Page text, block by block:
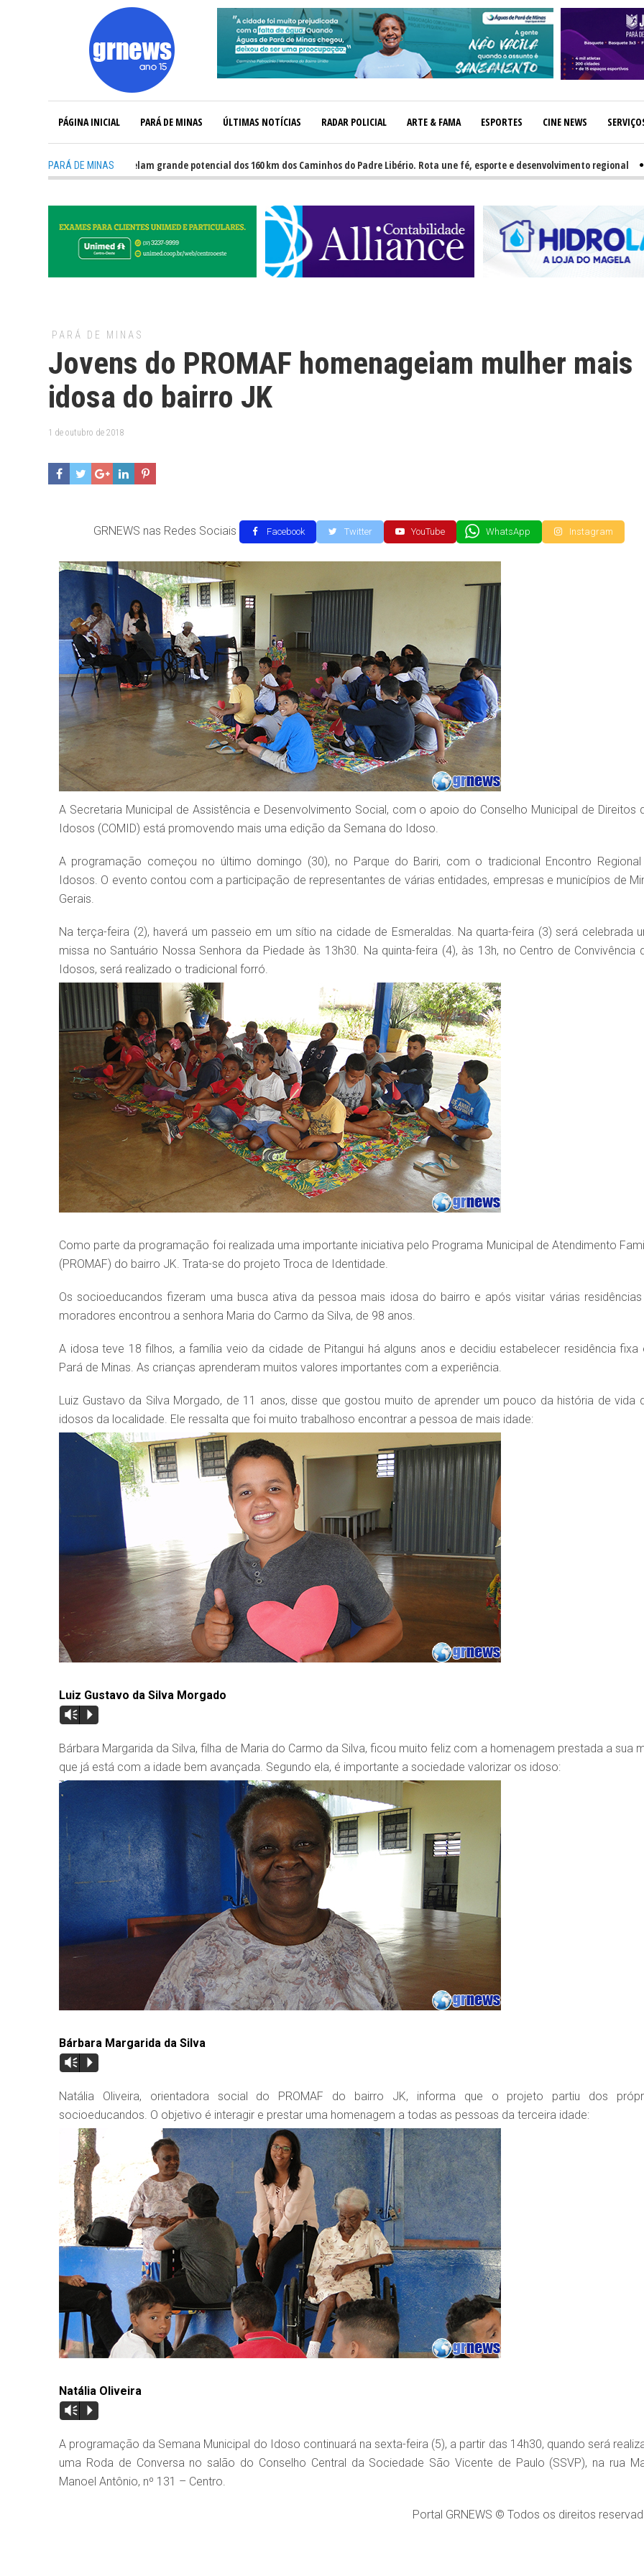
PÁGINA INICIAL PARÁ DE MINAS ÚLTIMAS NOTÍCIAS RADAR POLICIAL ARTE & FAMA ESPORTES CINE NEWS
PARÁ DE MINAS
TV: Atletas revelam grande potencial dos 160 km dos Caminhos do Padre Libério. Rota une fé, esporte e desenvolvimento regional -
PARÁ DE MINAS
Jovens do PROMAF homenageiam mulher mais
idosa do bairro JK
1 de outubro de 2018
GRNEWS nas Redes Sociais Facebook Twitter YouTube WhatsApp Instagram
A Secretaria Municipal de Assistência e Desenvolvimento Social, com o apoio do Conselho Municipal de Direitos
Idosos (COMID) está promovendo mais uma edição da Semana do Idoso.
A programação começou no último domingo (30), no Parque do Bariri, com o tradicional Encontro
Idosos. O evento contou com a participação de representantes de várias entidades, empresas e municípios de
Gerais.
Na terça-feira (2), haverá um passeio em um sítio na cidade de Esmeraldas. Na quarta-feira (3) será celebrada
missa no Santuário Nossa Senhora da Piedade às 13h30. Na quinta-feira (4), às 13h, no Centro de Convivência
Idosos, será realizado o tradicional forró.
Como parte da programação foi realizada uma importante iniciativa pelo Programa Municipal de Atendimento
(PROMAF) do bairro JK. Trata-se do projeto Troca de Identidade.
Os socioeducandos fizeram uma busca ativa da pessoa mais idosa do bairro e após visitar várias
moradores encontrou a senhora Maria do Carmo da Silva, de 98 anos.
A idosa teve 18 filhos, a família veio da cidade de Pitangui há alguns anos e decidiu estabelecer residência fixa
Pará de Minas. As crianças aprenderam muitos valores importantes com a experiência.
Luiz Gustavo da Silva Morgado, de 11 anos, disse que gostou muito de aprender um pouco da história de vida
idosos da localidade. Ele ressalta que foi muito trabalhoso encontrar a pessoa de mais idade:
Luiz Gustavo da Silva Morgado
Vm P
Bárbara Margarida da Silva, filha de Maria do Carmo da Silva, ficou muito feliz com a homenagem prestada a sua
que já está com a idade bem avançada. Segundo ela, é importante a sociedade valorizar os idoso:
Bárbara Margarida da Silva
Vm P
Natália Oliveira, orientadora social do PROMAF do bairro JK, informa que o projeto partiu dos
socioeducandos. O objetivo é interagir e prestar uma homenagem a todas as pessoas da terceira idade:
Natália Oliveira
Vm P
A programação da Semana Municipal do Idoso continuará na sexta-feira (5), a partir das 14h30, quando será
uma Roda de Conversa no salão do Conselho Central da Sociedade São Vicente de Paulo (SSVP), na rua
Manoel Antônio, nº 131 – Centro.
Portal GRNEWS © Todos os direitos